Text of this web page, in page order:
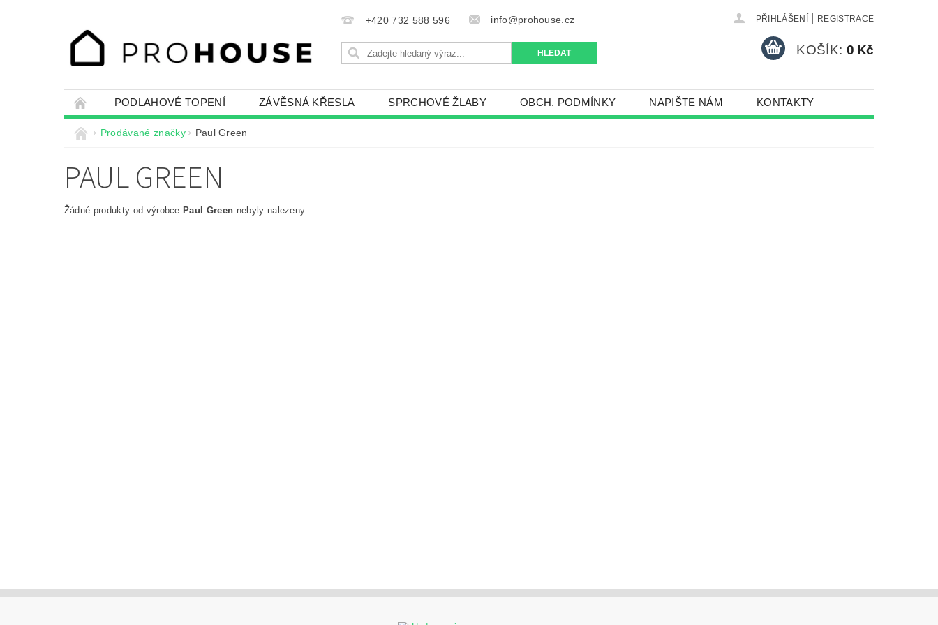
+420 732 588 596 info@prohouse.cz PŘIHLÁŠENÍ REGISTRACE
KOŠÍK: 0 Kč
PODLAHOVÉ TOPENÍ ZÁVĚSNÁ KŘESLA SPRCHOVÉ ŽLABY OBCH. PODMÍNKY NAPIŠTE NÁM KONTAKTY
Prodávané značky Paul Green
PAUL GREEN
Žádné produkty od výrobce Paul Green nebyly nalezeny....